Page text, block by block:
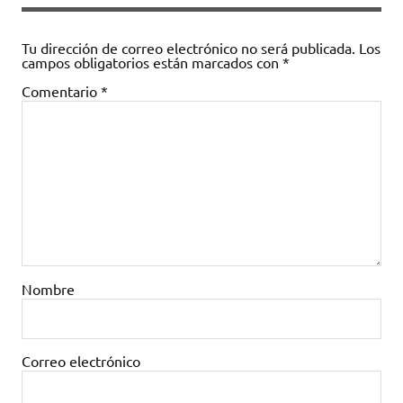
Tu dirección de correo electrónico no será publicada. Los
campos obligatorios están marcados con *
Comentario *
Nombre
Correo electrónico